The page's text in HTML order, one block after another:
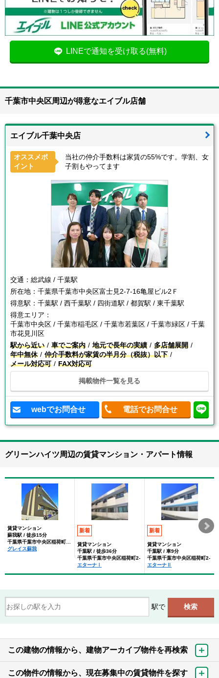
LINEで通知を受け取る(無料)
千葉市中央区周辺が得意なエイブル店舗
エイブル千葉中央店
オススメポ
イント
当社の仲介手数料は家賃の55%です。学割、女
子割もやってます
交通： 総武線 / 千葉駅
所在地： 千葉県千葉市中央区富士見2-7-16亀屋ビル2Ｆ
得意駅： 千葉駅 / 西千葉駅 / 四街道駅 / 都賀駅 / 東千葉駅
得意エリア：
千葉市中央区 / 千葉市稲毛区 / 千葉市若葉区 / 千葉市緑区 / 千葉
市花見川区
駅から近い
車でご案内 地元で長年の実績
多店舗展開
年中無休
仲介手数料が家賃の半月分（税抜）以下
メール対応可
FAX対応可
掲載物件一覧を見る
webでお問合せ 電話でお問合せ
グリーンハイツ周辺の賃貸マンション・アパート情報
賃貸マンション
蘇我駅 / 徒歩15分
千葉県千葉市中央区稲荷町２丁目
グレイス蘇我
新着
賃貸マンション
千葉駅 / 徒歩36分
千葉県千葉市中央区稲荷町2-
エターナⅠ
新着
賃貸マンション
千葉駅 / 車9分
千葉県千葉市中央区稲荷町2-
エターナⅡ
駅で
この建物の情報から、建物アーカイブ物件を再検索
この物件の情報から、現在募集中の賃貸物件を探す